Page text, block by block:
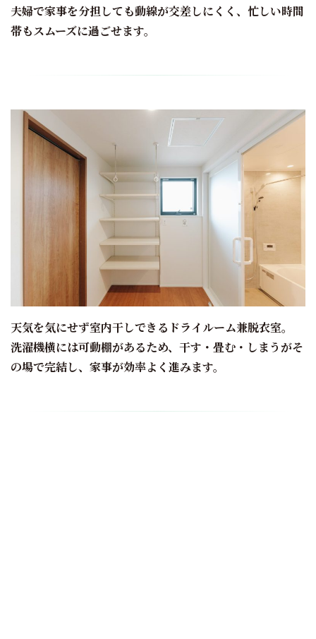
夫婦で家事を分担しても動線が交差しにくく、忙しい時間
帯もスムーズに過ごせます。
天気を気にせず室内干しできるドライルーム兼脱衣室。
洗濯機横には可動棚があるため、干す・畳む・しまうがそ
の場で完結し、家事が効率よく進みます。